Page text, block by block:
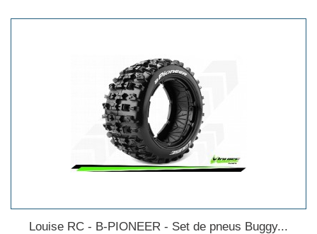
Louise RC - B-PIONEER - Set de pneus Buggy...